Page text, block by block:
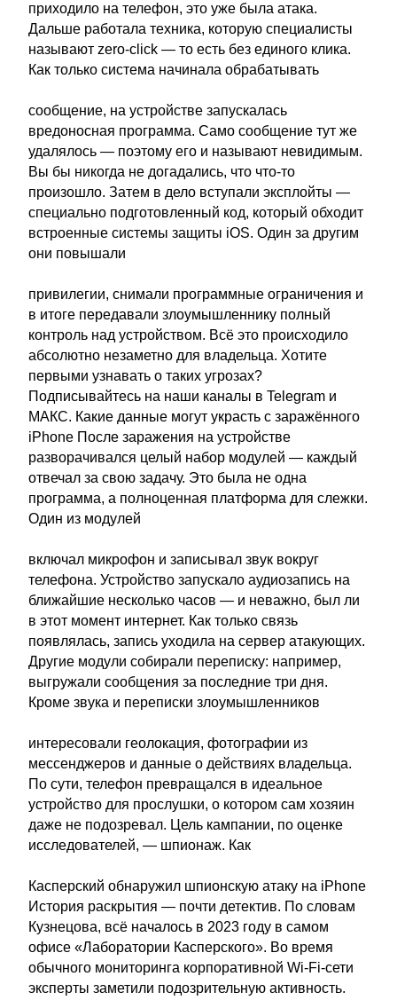
приходило на телефон, это уже была атака.
Дальше работала техника, которую специалисты
называют zero-click — то есть без единого клика.
Как только система начинала обрабатывать
сообщение, на устройстве запускалась
вредоносная программа. Само сообщение тут же
удалялось — поэтому его и называют невидимым.
Вы бы никогда не догадались, что что-то
произошло. Затем в дело вступали эксплойты —
специально подготовленный код, который обходит
встроенные системы защиты iOS. Один за другим
они повышали
привилегии, снимали программные ограничения и
в итоге передавали злоумышленнику полный
контроль над устройством. Всё это происходило
абсолютно незаметно для владельца. Хотите
первыми узнавать о таких угрозах?
Подписывайтесь на наши каналы в Telegram и
МАКС. Какие данные могут украсть с заражённого
iPhone После заражения на устройстве
разворачивался целый набор модулей — каждый
отвечал за свою задачу. Это была не одна
программа, а полноценная платформа для слежки.
Один из модулей
включал микрофон и записывал звук вокруг
телефона. Устройство запускало аудиозапись на
ближайшие несколько часов — и неважно, был ли
в этот момент интернет. Как только связь
появлялась, запись уходила на сервер атакующих.
Другие модули собирали переписку: например,
выгружали сообщения за последние три дня.
Кроме звука и переписки злоумышленников
интересовали геолокация, фотографии из
мессенджеров и данные о действиях владельца.
По сути, телефон превращался в идеальное
устройство для прослушки, о котором сам хозяин
даже не подозревал. Цель кампании, по оценке
исследователей, — шпионаж. Как
Касперский обнаружил шпионскую атаку на iPhone
История раскрытия — почти детектив. По словам
Кузнецова, всё началось в 2023 году в самом
офисе «Лаборатории Касперского». Во время
обычного мониторинга корпоративной Wi-Fi-сети
эксперты заметили подозрительную активность.